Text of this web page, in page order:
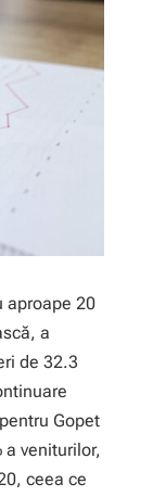
aproape 20
a
de 32.3
Gopet
veniturilor,
ceea ce